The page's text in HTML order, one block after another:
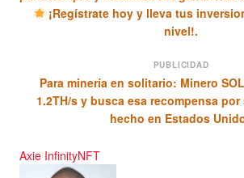
¡Regístrate hoy y lleva tus
nivel!.
PUBLICIDAD
Para minería en solitario: Minero
1.2TH/s y busca esa recompensa por
hecho en Estados
Axie InfinityNFT